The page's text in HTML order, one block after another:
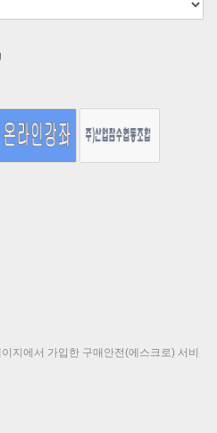
지에서 가입한 구매안전(에스크로) 서비